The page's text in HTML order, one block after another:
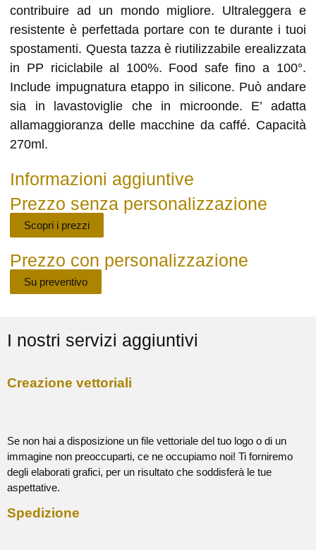
contribuire ad un mondo migliore. Ultraleggera e
resistente è perfettada portare con te durante i tuoi
spostamenti. Questa tazza è riutilizzabile erealizzata
in PP riciclabile al 100%. Food safe fino a 100°.
Include impugnatura etappo in silicone. Può andare
sia in lavastoviglie che in microonde. E’ adatta
allamaggioranza delle macchine da caffé. Capacità
270ml.
Informazioni aggiuntive
Prezzo senza personalizzazione
Scopri i prezzi
Prezzo con personalizzazione
Su preventivo
I nostri servizi aggiuntivi
Creazione vettoriali
Se non hai a disposizione un file vettoriale del tuo logo o di un
immagine non preoccuparti, ce ne occupiamo noi! Ti forniremo
degli elaborati grafici, per un risultato che soddisferà le tue
aspettative.
Spedizione